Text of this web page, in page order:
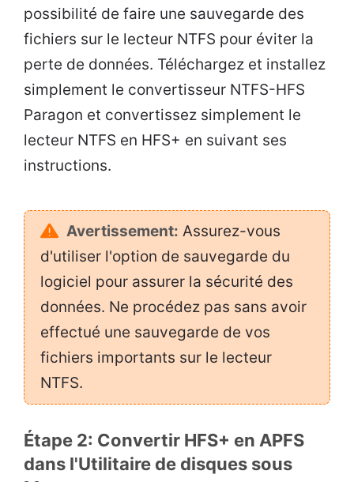
possibilité de faire une sauvegarde des
fichiers sur le lecteur NTFS pour éviter la
perte de données. Téléchargez et installez
simplement le convertisseur NTFS-HFS
Paragon et convertissez simplement le
lecteur NTFS en HFS+ en suivant ses
instructions.
Avertissement: Assurez-vous
d'utiliser l'option de sauvegarde du
logiciel pour assurer la sécurité des
données. Ne procédez pas sans avoir
effectué une sauvegarde de vos
fichiers importants sur le lecteur
NTFS.
Étape 2: Convertir HFS+ en APFS
dans l'Utilitaire de disques sous